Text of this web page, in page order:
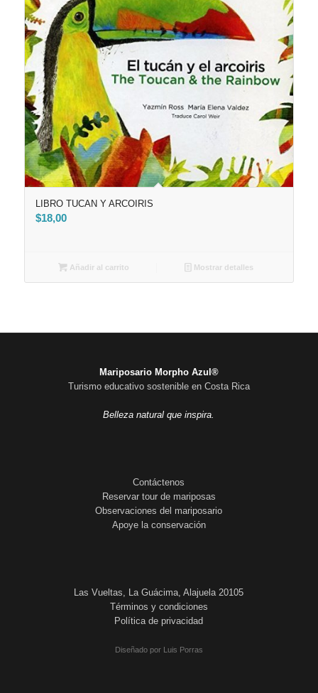
LIBRO TUCAN Y ARCOIRIS
$18,00
Añadir al carrito Mostrar detalles
Mariposario Morpho Azul®
Turismo educativo sostenible en Costa Rica
Belleza natural que inspira.
Contáctenos
Reservar tour de mariposas
Observaciones del mariposario
Apoye la conservación
Las Vueltas, La Guácima, Alajuela 20105
Términos y condiciones
Política de privacidad
Diseñado por Luis Porras